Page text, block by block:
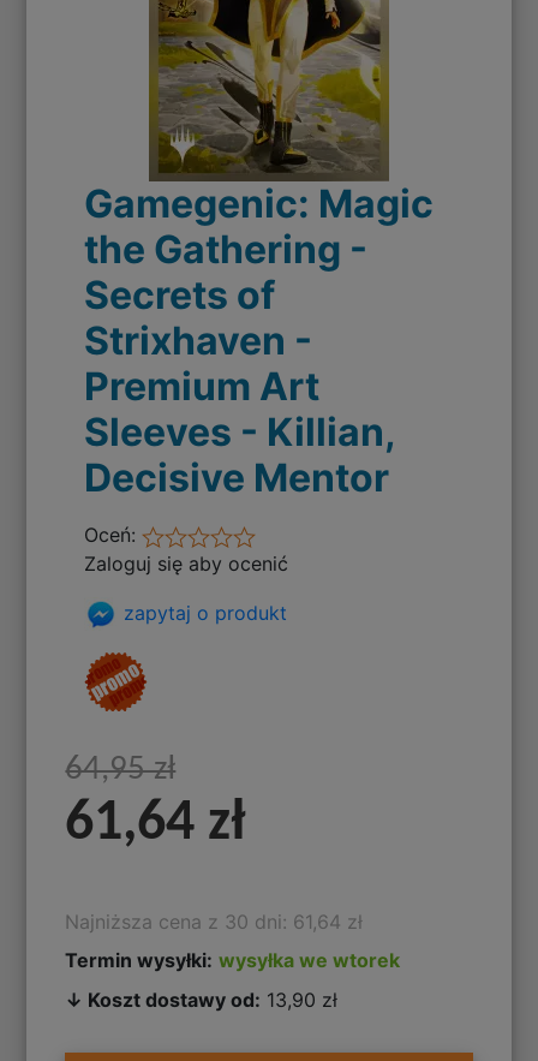
Gamegenic: Magic
the Gathering -
Secrets of
Strixhaven -
Premium Art
Sleeves - Killian,
Decisive Mentor
Oceń:
Zaloguj się aby ocenić
zapytaj o produkt
64,95 zł
61,64 zł
Najniższa cena z 30 dni: 61,64 zł
Termin wysyłki: wysyłka we wtorek
↓ Koszt dostawy od: 13,90 zł